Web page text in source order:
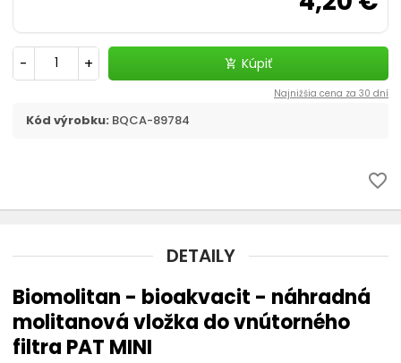
Štrky, substráty - akvaristika
chevron_right
Ohrievač
Riasy v akváriu - odstránenie
- + add_shopping_cart Kúpiť
Najnižšia cena za 30 dní
Kód výrobku: BQCA-89784
favorite_border
DETAILY
Biomolitan - bioakvacit - náhradná
molitanová vložka do vnútorného
filtra PAT MINI